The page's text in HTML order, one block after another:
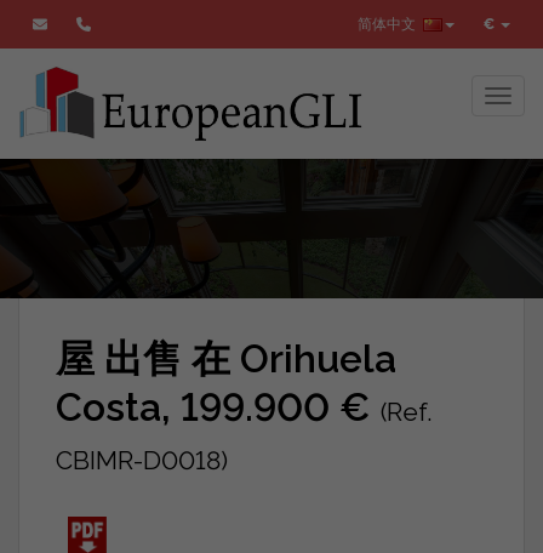
€
简体中文
屋 出售 在 Orihuela
Costa, 199.900 € (Ref.
CBIMR-D0018)